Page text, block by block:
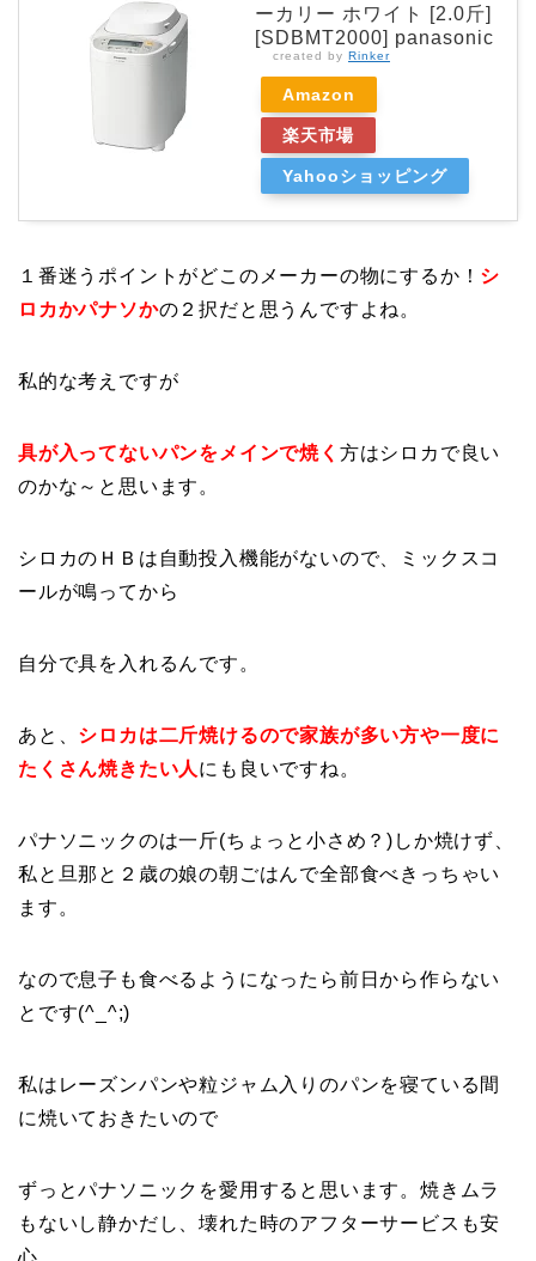
ーカリー ホワイト [2.0斤]
[SDBMT2000] panasonic
created by Rinker
Amazon
楽天市場
Yahooショッピング
１番迷うポイントがどこのメーカーの物にするか！ シ
ロカかパナソかの２択だと思うんですよね。
私的な考えですが
具が入ってないパンをメインで焼く 方はシロカで良い
のかな～と思います。
シロカのＨＢは自動投入機能がないので、ミックスコ
ールが鳴ってから
自分で具を入れるんです。
あと、 シロカは二斤焼けるので家族が多い方や一度に
たくさん焼きたい人 にも良いですね。
パナソニックのは一斤(ちょっと小さめ？)しか焼けず、
私と旦那と２歳の娘の朝ごはんで全部食べきっちゃい
ます。
なので息子も食べるようになったら前日から作らない
とです(^_^;)
私はレーズンパンや粒ジャム入りのパンを寝ている間
に焼いておきたいので
ずっとパナソニックを愛用すると思います。焼きムラ
もないし静かだし、壊れた時のアフターサービスも安
心。